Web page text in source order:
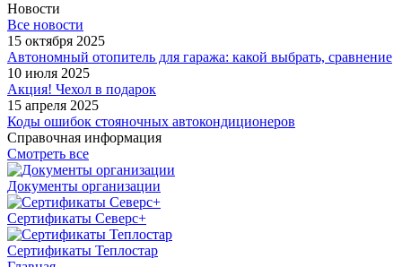
Новости
Все новости
15 октября 2025
Автономный отопитель для гаража: какой выбрать, сравнение
10 июля 2025
Акция! Чехол в подарок
15 апреля 2025
Коды ошибок стояночных автокондиционеров
Справочная информация
Смотреть все
Документы организации
Сертификаты Северс+
Сертификаты Теплостар